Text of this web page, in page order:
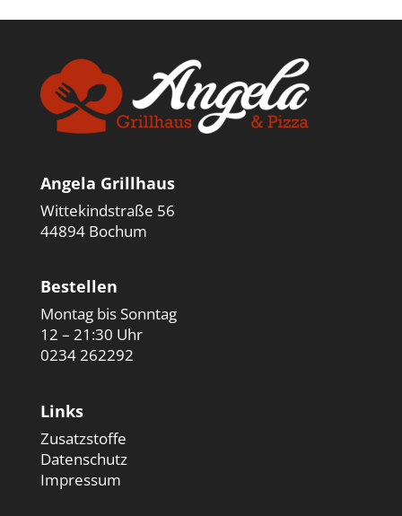
Angela Grillhaus
Wittekindstraße 56
44894 Bochum
Bestellen
Montag bis Sonntag
12 – 21:30 Uhr
0234 262292
Links
Zusatzstoffe
Datenschutz
Impressum